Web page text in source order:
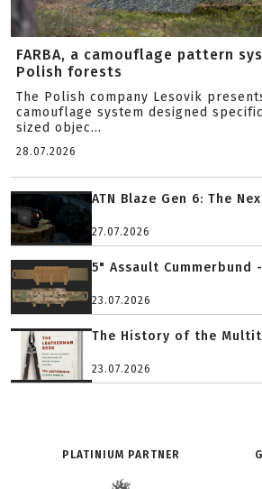
FARBA, a camouflage pattern
Polish forests
The Polish company Lesovik
camouflage system designed
sized objec...
28.07.2026
ATN Blaze Gen 6: The
27.07.2026
5" Assault Cummerbund
23.07.2026
The History of the
23.07.2026
PLATINIUM PARTNER